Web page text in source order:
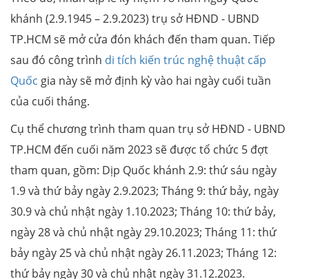
khánh (2.9.1945 – 2.9.2023) trụ sở HĐND - UBND
TP.HCM sẽ mở cửa đón khách đến tham quan. Tiếp
sau đó công trình di tích kiến trúc nghệ thuật cấp
Quốc gia này sẽ mở định kỳ vào hai ngày cuối tuần
của cuối tháng.
Cụ thể chương trình tham quan trụ sở HĐND - UBND
TP.HCM đến cuối năm 2023 sẽ được tổ chức 5 đợt
tham quan, gồm: Dịp Quốc khánh 2.9: thứ sáu ngày
1.9 và thứ bảy ngày 2.9.2023; Tháng 9: thứ bảy, ngày
30.9 và chủ nhật ngày 1.10.2023; Tháng 10: thứ bảy,
ngày 28 và chủ nhật ngày 29.10.2023; Tháng 11: thứ
bảy ngày 25 và chủ nhật ngày 26.11.2023; Tháng 12:
thứ bảy ngày 30 và chủ nhật ngày 31.12.2023.